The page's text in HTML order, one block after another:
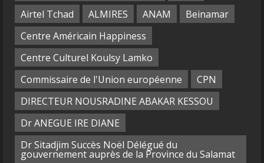
Airtel Tchad
ALMIRES ANAM
Beinamar
Centre Américain Happiness
Centre Culturel Koulsy Lamko
Commissaire de l'Union européenne
CPN
DIRECTEUR NOUSRADINE ABAKAR KESSOU
Dr ANEGUE IRE DIANE
Dr Sitadjim Succès Noël Délégué du
gouvernement auprès de la Province du Salamat